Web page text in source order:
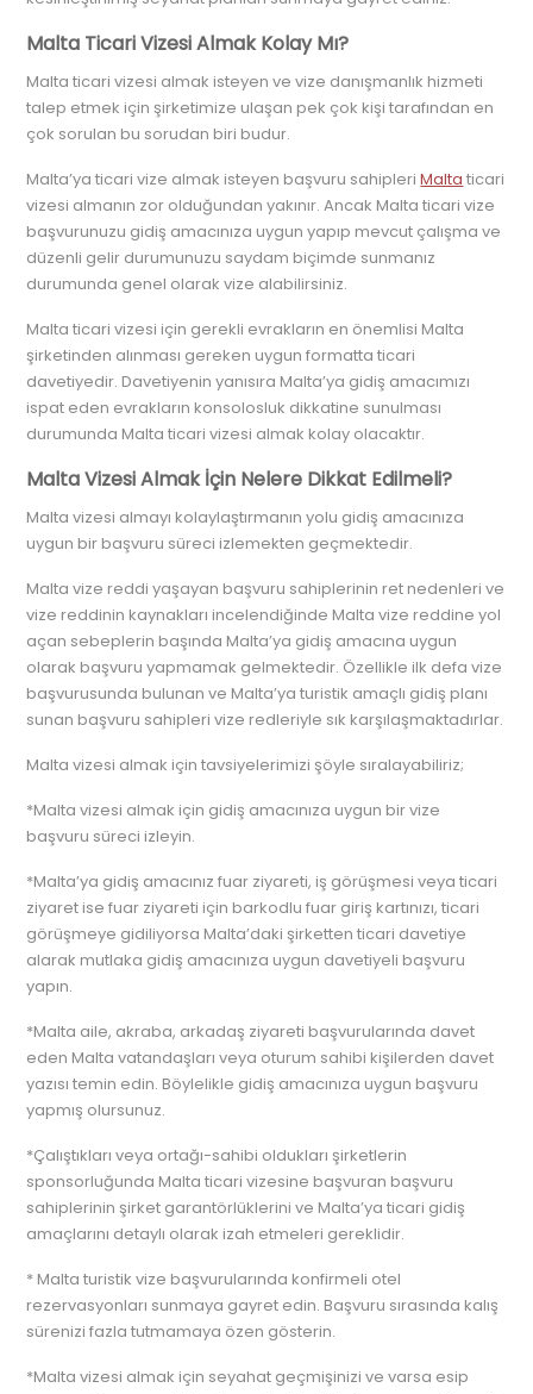
Malta Ticari Vizesi Almak Kolay Mı?
Malta ticari vizesi almak isteyen ve vize danışmanlık hizmeti
talep etmek için şirketimize ulaşan pek çok kişi tarafından en
çok sorulan bu sorudan biri budur.
Malta’ya ticari vize almak isteyen başvuru sahipleriMalta ticari
vizesi almanın zor olduğundan yakınır. Ancak Malta ticari vize
başvurunuzu gidiş amacınıza uygun yapıp mevcut çalışma ve
düzenli gelir durumunuzu saydam biçimde sunmanız
durumunda genel olarak vize alabilirsiniz.
Malta ticari vizesi için gerekli evrakların en önemlisi Malta
şirketinden alınması gereken uygun formatta ticari
davetiyedir. Davetiyenin yanısıra Malta’ya gidiş amacımızı
ispat eden evrakların konsolosluk dikkatine sunulması
durumunda Malta ticari vizesi almak kolay olacaktır.
Malta Vizesi Almak İçin Nelere Dikkat Edilmeli?
Malta vizesi almayı kolaylaştırmanın yolu gidiş amacınıza
uygun bir başvuru süreci izlemekten geçmektedir.
Malta vize reddi yaşayan başvuru sahiplerinin ret nedenleri ve
vize reddinin kaynakları incelendiğinde Malta vize reddine yol
açan sebeplerin başında Malta’ya gidiş amacına uygun
olarak başvuru yapmamak gelmektedir. Özellikle ilk defa vize
başvurusunda bulunan ve Malta’ya turistik amaçlı gidiş planı
sunan başvuru sahipleri vize redleriyle sık karşılaşmaktadırlar.
Malta vizesi almak için tavsiyelerimizi şöyle sıralayabiliriz;
*Malta vizesi almak için gidiş amacınıza uygun bir vize
başvuru süreci izleyin.
*Malta’ya gidiş amacınız fuar ziyareti, iş görüşmesi veya ticari
ziyaret ise fuar ziyareti için barkodlu fuar giriş kartınızı, ticari
görüşmeye gidiliyorsa Malta’daki şirketten ticari davetiye
alarak mutlaka gidiş amacınıza uygun davetiyeli başvuru
yapın.
*Malta aile, akraba, arkadaş ziyareti başvurularında davet
eden Malta vatandaşları veya oturum sahibi kişilerden davet
yazısı temin edin. Böylelikle gidiş amacınıza uygun başvuru
yapmış olursunuz.
*Çalıştıkları veya ortağı-sahibi oldukları şirketlerin
sponsorluğunda Malta ticari vizesine başvuran başvuru
sahiplerinin şirket garantörlüklerini ve Malta’ya ticari gidiş
amaçlarını detaylı olarak izah etmeleri gereklidir.
* Malta turistik vize başvurularında konfirmeli otel
rezervasyonları sunmaya gayret edin. Başvuru sırasında kalış
sürenizi fazla tutmamaya özen gösterin.
*Malta vizesi almak için seyahat geçmişinizi ve varsa esip